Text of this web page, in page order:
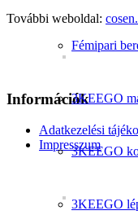
Fémipari
3KEEGO
3KEEGO
3KEEGO
További weboldal:
Információk
Adatkezelési
Impresszum